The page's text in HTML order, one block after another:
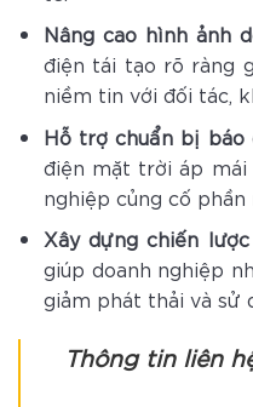
Nâng cao hình ảnh
điện tái tạo rõ ràng
niềm tin với đối tác,
Hỗ trợ chuẩn bị báo
điện mặt trời áp mái
nghiệp củng cố
Xây dựng chiến
giúp doanh nghiệp
giảm phát thải và sử
Thông tin liên